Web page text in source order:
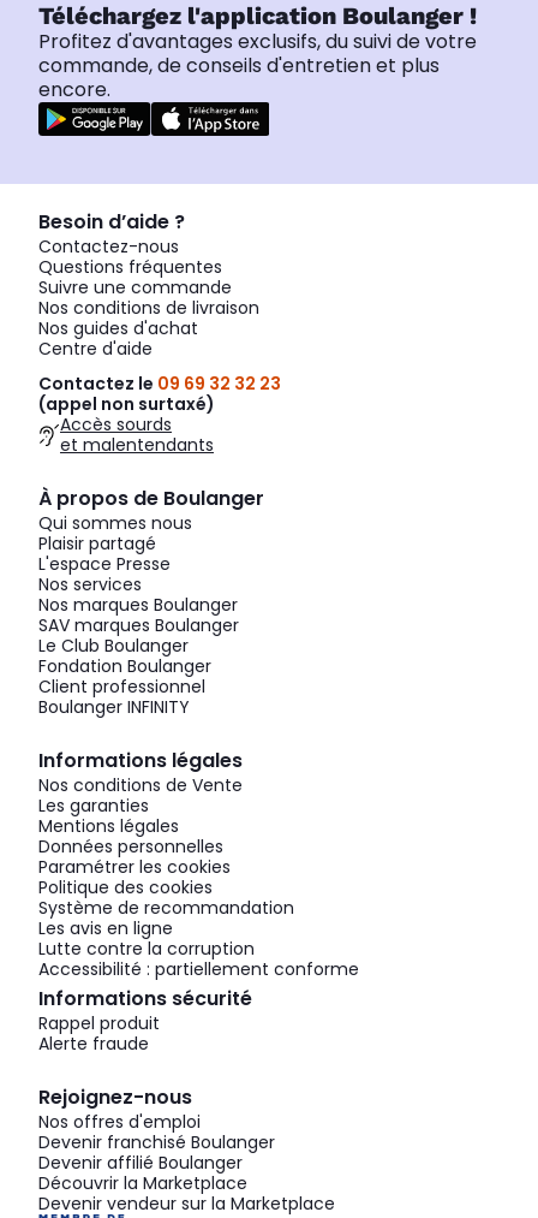
Téléchargez l'application Boulanger !
Profitez d'avantages exclusifs, du suivi de votre
commande, de conseils d'entretien et plus
encore.
Besoin d’aide ?
Contactez-nous
Questions fréquentes
Suivre une commande
Nos conditions de livraison
Nos guides d'achat
Centre d'aide
Contactez le 09 69 32 32 23
(appel non surtaxé)
Accès sourds
et malentendants
À propos de Boulanger
Qui sommes nous
Plaisir partagé
L'espace Presse
Nos services
Nos marques Boulanger
SAV marques Boulanger
Le Club Boulanger
Fondation Boulanger
Client professionnel
Boulanger INFINITY
Informations légales
Nos conditions de Vente
Les garanties
Mentions légales
Données personnelles
Paramétrer les cookies
Politique des cookies
Système de recommandation
Les avis en ligne
Lutte contre la corruption
Accessibilité : partiellement conforme
Informations sécurité
Rappel produit
Alerte fraude
Rejoignez-nous
Nos offres d'emploi
Devenir franchisé Boulanger
Devenir affilié Boulanger
Découvrir la Marketplace
Devenir vendeur sur la Marketplace